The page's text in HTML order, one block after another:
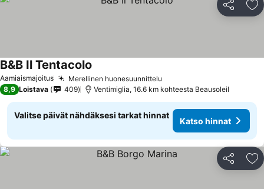
Jaa
Aamiaismajoitus Merellinen huonesuunnittelu
B&B Il Tentacolo
8,9 Loistava 409 Ventimiglia, 16.6 km kohteesta Beausoleil
Valitse päivät nähdäksesi tarkat hinnat
Katso hinnat
Jaa